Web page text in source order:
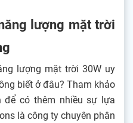
lượng mặt trời
lượng mặt trời 30W uy
biết ở đâu? Tham khảo
để có thêm nhiều sự lựa
là công ty chuyên phân